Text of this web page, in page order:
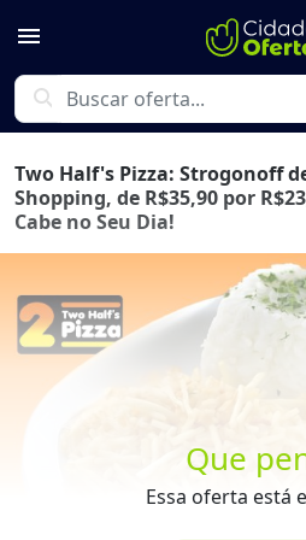
menu
search
Que
Essa oferta está
Two Half's Pizza: Strogonoff
Shopping, de R$35,90 por
Cabe no Seu Dia!